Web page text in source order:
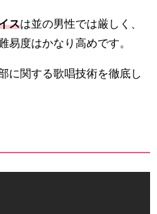
スは並の男性では厳しく、
易度はかなり高めです。
に関する歌唱技術を徹底し